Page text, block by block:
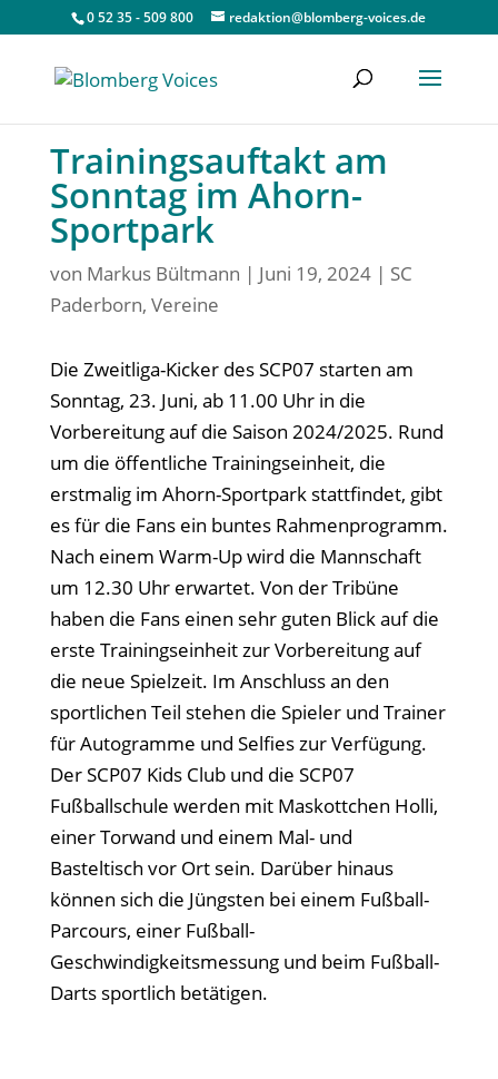
0 52 35 - 509 800 redaktion@blomberg-voices.de
Trainingsauftakt am
Sonntag im Ahorn-
Sportpark
von Markus Bültmann | Juni 19, 2024| SC
Paderborn, Vereine
Die Zweitliga-Kicker des SCP07 starten am
Sonntag, 23. Juni, ab 11.00 Uhr in die
Vorbereitung auf die Saison 2024/2025. Rund
um die öffentliche Trainingseinheit, die
erstmalig im Ahorn-Sportpark stattfindet, gibt
es für die Fans ein buntes Rahmenprogramm.
Nach einem Warm-Up wird die Mannschaft
um 12.30 Uhr erwartet. Von der Tribüne
haben die Fans einen sehr guten Blick auf die
erste Trainingseinheit zur Vorbereitung auf
die neue Spielzeit. Im Anschluss an den
sportlichen Teil stehen die Spieler und Trainer
für Autogramme und Selfies zur Verfügung.
Der SCP07 Kids Club und die SCP07
Fußballschule werden mit Maskottchen Holli,
einer Torwand und einem Mal- und
Basteltisch vor Ort sein. Darüber hinaus
können sich die Jüngsten bei einem Fußball-
Parcours, einer Fußball-
Geschwindigkeitsmessung und beim Fußball-
Darts sportlich betätigen.